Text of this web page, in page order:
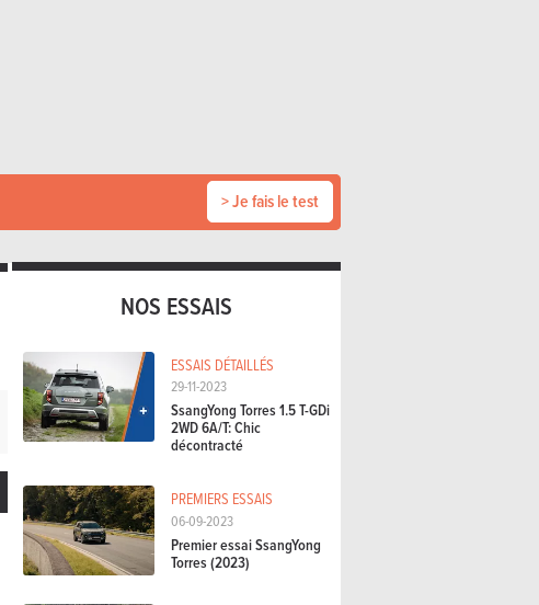
> Je fais le test
NOS ESSAIS
ESSAIS DÉTAILLÉS
29-11-2023
SsangYong Torres 1.5 T-GDi
2WD 6A/T: Chic
décontracté
PREMIERS ESSAIS
06-09-2023
Premier essai SsangYong
Torres (2023)